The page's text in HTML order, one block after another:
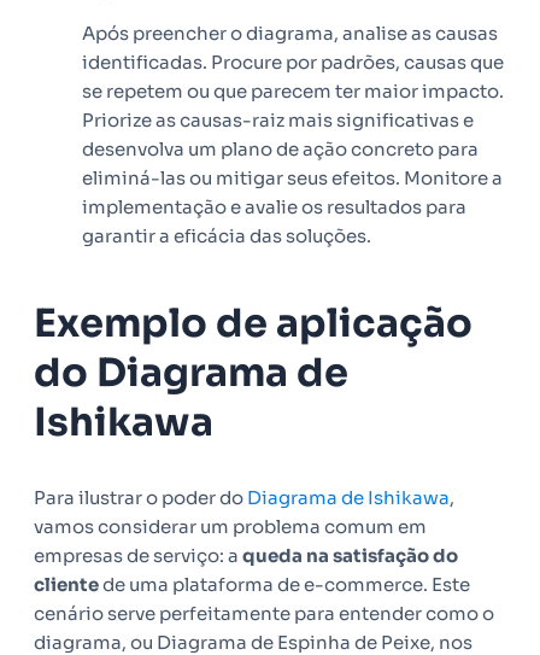
Após preencher o diagrama, analise as causas
identificadas. Procure por padrões, causas que
se repetem ou que parecem ter maior impacto.
Priorize as causas-raiz mais significativas e
desenvolva um plano de ação concreto para
eliminá-las ou mitigar seus efeitos. Monitore a
implementação e avalie os resultados para
garantir a eficácia das soluções.
Exemplo de aplicação
do Diagrama de
Ishikawa
Para ilustrar o poder do Diagrama de Ishikawa,
vamos considerar um problema comum em
empresas de serviço: a queda na satisfação do
clientede uma plataforma de e-commerce. Este
cenário serve perfeitamente para entender como o
diagrama, ou Diagrama de Espinha de Peixe, nos